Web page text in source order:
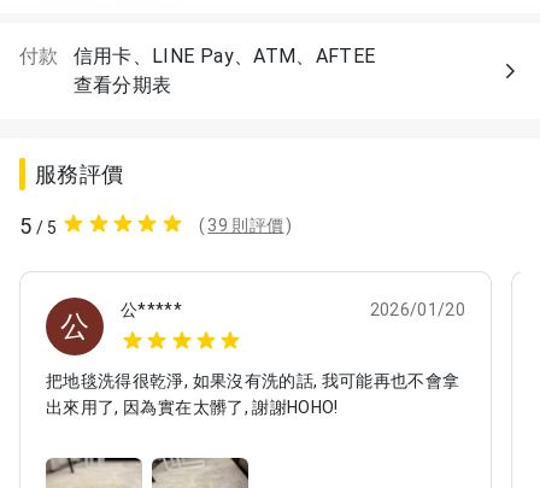
付款
信用卡、LINE Pay、ATM、AFTEE
查看分期表
服務評價
5 / 5 (39 則評價 )
公 公***** 2026/01/20
把地毯洗得很乾淨, 如果沒有洗的話, 我可能再也不會拿
出來用了, 因為實在太髒了, 謝謝HOHO!